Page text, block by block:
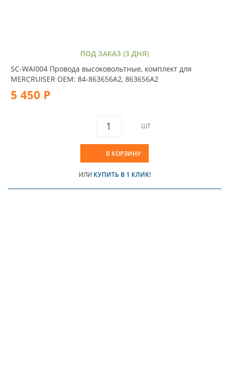
ПОД ЗАКАЗ (3 ДНЯ)
SC-WAI004 Провода высоковольтные, комплект для
MERCRUISER OEM: 84-863656A2, 863656A2
5 450 Р
ШТ
В КОРЗИНУ
ИЛИ КУПИТЬ В 1 КЛИК!